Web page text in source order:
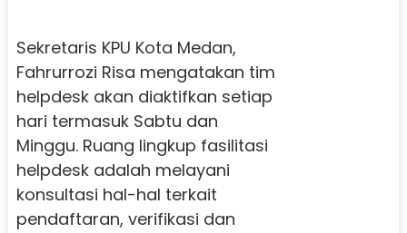
Sekretaris KPU Kota Medan,
Fahrurrozi Risa mengatakan tim
helpdesk akan diaktifkan setiap
hari termasuk Sabtu dan
Minggu. Ruang lingkup fasilitasi
helpdesk adalah melayani
konsultasi hal-hal terkait
pendaftaran, verifikasi dan